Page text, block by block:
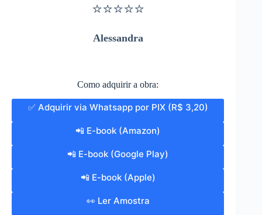
⭐⭐⭐⭐⭐
Alessandra
Como adquirir a obra:
✅ Adquirir via Whatsapp por PIX (R$ 3,20)
📲 E-book (Amazon)
📲 E-book (Google Play)
📲 E-book (Apple)
👀 Ler Amostra